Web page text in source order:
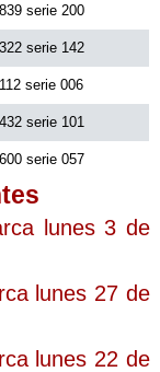
serie 200
serie 142
serie 006
serie 101
serie 057
lunes 3 de
lunes 27 de
lunes 22 de